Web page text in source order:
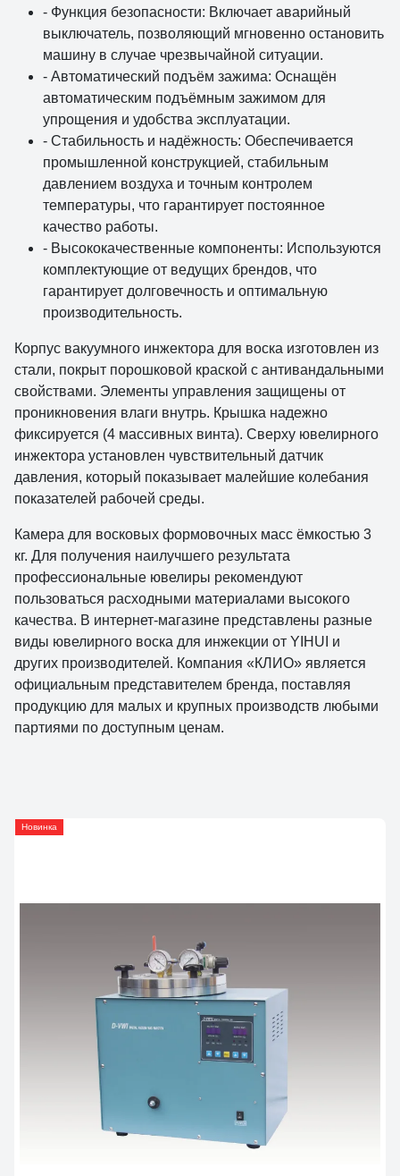
- Функция безопасности: Включает аварийный
выключатель, позволяющий мгновенно остановить
машину в случае чрезвычайной ситуации.
- Автоматический подъём зажима: Оснащён
автоматическим подъёмным зажимом для
упрощения и удобства эксплуатации.
- Стабильность и надёжность: Обеспечивается
промышленной конструкцией, стабильным
давлением воздуха и точным контролем
температуры, что гарантирует постоянное
качество работы.
- Высококачественные компоненты: Используются
комплектующие от ведущих брендов, что
гарантирует долговечность и оптимальную
производительность.
Корпус вакуумного инжектора для воска изготовлен из
стали, покрыт порошковой краской с антивандальными
свойствами. Элементы управления защищены от
проникновения влаги внутрь. Крышка надежно
фиксируется (4 массивных винта). Сверху ювелирного
инжектора установлен чувствительный датчик
давления, который показывает малейшие колебания
показателей рабочей среды.
Камера для восковых формовочных масс ёмкостью 3
кг. Для получения наилучшего результата
профессиональные ювелиры рекомендуют
пользоваться расходными материалами высокого
качества. В интернет-магазине представлены разные
виды ювелирного воска для инжекции от YIHUI и
других производителей. Компания «КЛИО» является
официальным представителем бренда, поставляя
продукцию для малых и крупных производств любыми
партиями по доступным ценам.
Новинка